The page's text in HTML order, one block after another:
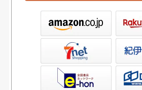
書店ウェブストア